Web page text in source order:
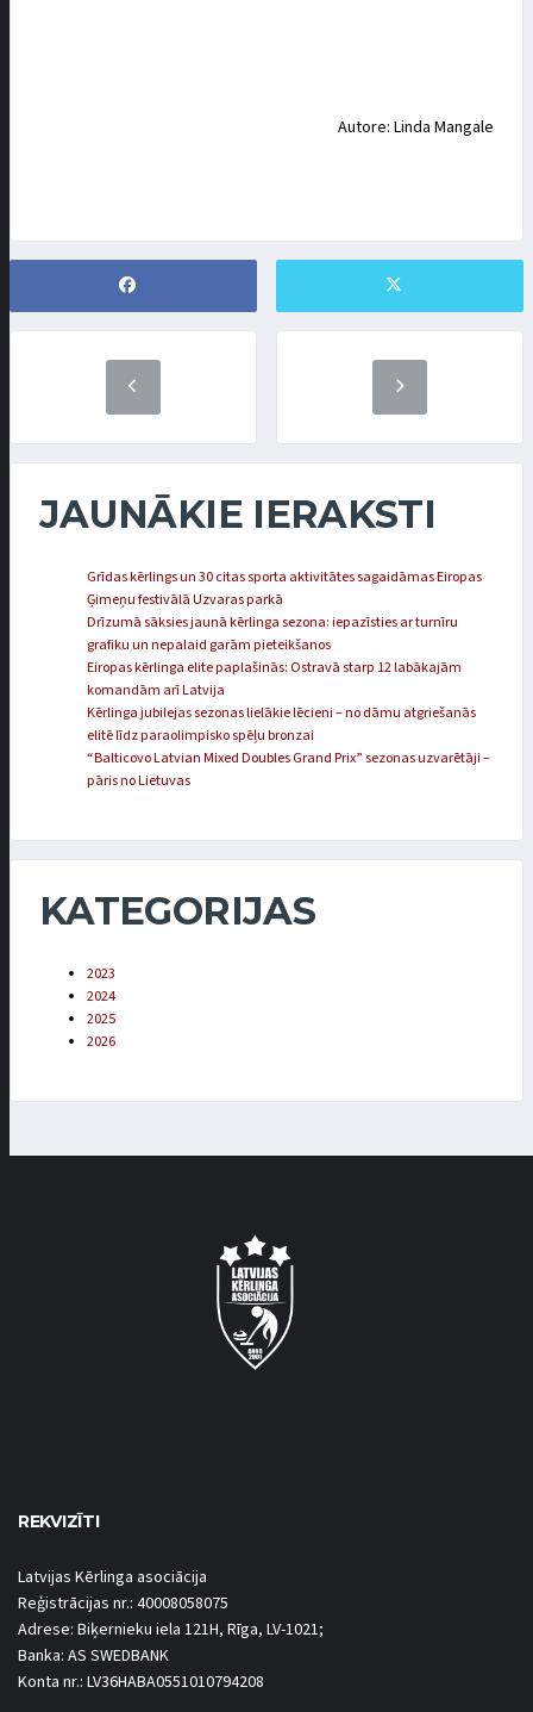
Autore: Linda Mangale
JAUNĀKIE IERAKSTI
Grīdas kērlings un 30 citas sporta aktivitātes sagaidāmas Eiropas
Ģimeņu festivālā Uzvaras parkā
Drīzumā sāksies jaunā kērlinga sezona: iepazīsties ar turnīru
grafiku un nepalaid garām pieteikšanos
Eiropas kērlinga elite paplašinās: Ostravā starp 12 labākajām
komandām arī Latvija
Kērlinga jubilejas sezonas lielākie lēcieni – no dāmu atgriešanās
elitē līdz paraolimpisko spēļu bronzai
“Balticovo Latvian Mixed Doubles Grand Prix” sezonas uzvarētāji –
pāris no Lietuvas
KATEGORIJAS
2023
2024
2025
2026
REKVIZĪTI
Latvijas Kērlinga asociācija
Reģistrācijas nr.: 40008058075
Adrese: Biķernieku iela 121H, Rīga, LV-1021;
Banka: AS SWEDBANK
Konta nr.: LV36HABA0551010794208